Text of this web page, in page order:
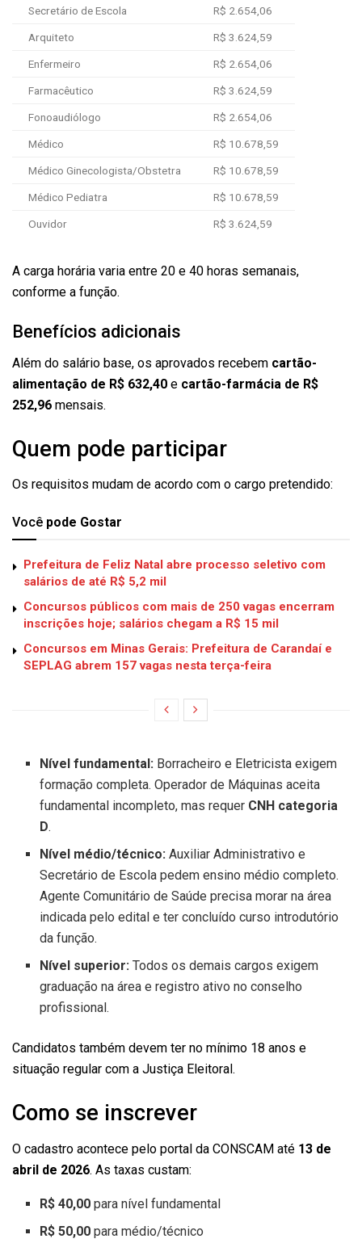
Secretário de Escola R$ 2.654,06
Arquiteto R$ 3.624,59
Enfermeiro R$ 2.654,06
Farmacêutico R$ 3.624,59
Fonoaudiólogo R$ 2.654,06
Médico R$ 10.678,59
Médico Ginecologista/Obstetra R$ 10.678,59
Médico Pediatra R$ 10.678,59
Ouvidor R$ 3.624,59
A carga horária varia entre 20 e 40 horas semanais,
conforme a função.
Benefícios adicionais
Além do salário base, os aprovados recebem cartão-
alimentação de R$ 632,40 e cartão-farmácia de R$
252,96 mensais.
Quem pode participar
Os requisitos mudam de acordo com o cargo pretendido:
Você pode Gostar
Prefeitura de Feliz Natal abre processo seletivo com
salários de até R$ 5,2 mil
Concursos públicos com mais de 250 vagas encerram
inscrições hoje; salários chegam a R$ 15 mil
Concursos em Minas Gerais: Prefeitura de Carandaí e
SEPLAG abrem 157 vagas nesta terça-feira
Nível fundamental: Borracheiro e Eletricista exigem
formação completa. Operador de Máquinas aceita
fundamental incompleto, mas requer CNH categoria
D.
Nível médio/técnico: Auxiliar Administrativo e
Secretário de Escola pedem ensino médio completo.
Agente Comunitário de Saúde precisa morar na área
indicada pelo edital e ter concluído curso introdutório
da função.
Nível superior: Todos os demais cargos exigem
graduação na área e registro ativo no conselho
profissional.
Candidatos também devem ter no mínimo 18 anos e
situação regular com a Justiça Eleitoral.
Como se inscrever
O cadastro acontece pelo portal da CONSCAM até 13 de
abril de 2026. As taxas custam:
R$ 40,00 para nível fundamental
R$ 50,00 para médio/técnico